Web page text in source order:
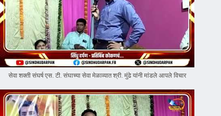
सेवा शक्ती संघर्ष एस. टी. संघाच्या सेवा मेळाव्यात श्री. मुंढे यांनी मांडले आपले विचार